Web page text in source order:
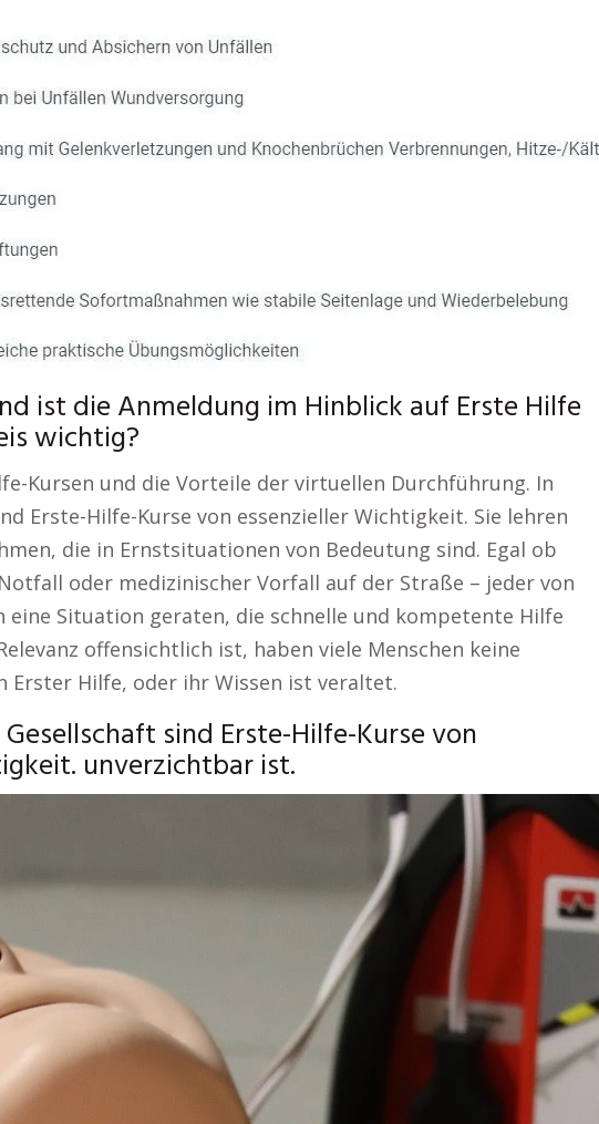
ist die Anmeldung im Hinblick auf Erste Hilfe
wichtig?
Kursen und die Vorteile der virtuellen Durchführung. In
Erste-Hilfe-Kurse von essenzieller Wichtigkeit. Sie lehren
die in Ernstsituationen von Bedeutung sind. Egal ob
oder medizinischer Vorfall auf der Straße – jeder von
eine Situation geraten, die schnelle und kompetente Hilfe
offensichtlich ist, haben viele Menschen keine
Erster Hilfe, oder ihr Wissen ist veraltet.
sind Erste-Hilfe-Kurse von
unverzichtbar ist.